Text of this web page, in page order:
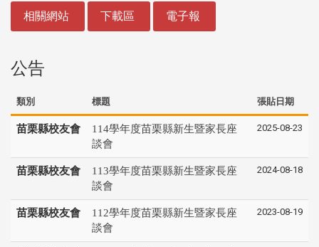
相關網站 下載區 電子報
公告
類別 標題 張貼日期
苗栗縣校友會
114學年度苗栗縣新生暨家長座
談會
2025-08-23
苗栗縣校友會
113學年度苗栗縣新生暨家長座
談會
2024-08-18
苗栗縣校友會
112學年度苗栗縣新生暨家長座
談會
2023-08-19